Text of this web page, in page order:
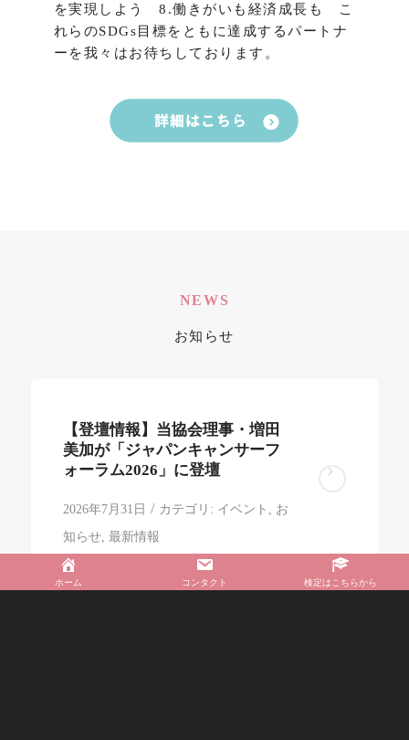
を実現しよう 8.働きがいも経済成長も こ
れらのSDGs目標をともに達成するパートナ
ーを我々はお待ちしております。
NEWS
お知らせ
【登壇情報】当協会理事・増田
美加が「ジャパンキャンサーフ
ォーラム2026」に登壇
2026年7月31日 / カテゴリ: イベント , お
知らせ, 最新情報
ホーム コンタクト 検定はこちらから